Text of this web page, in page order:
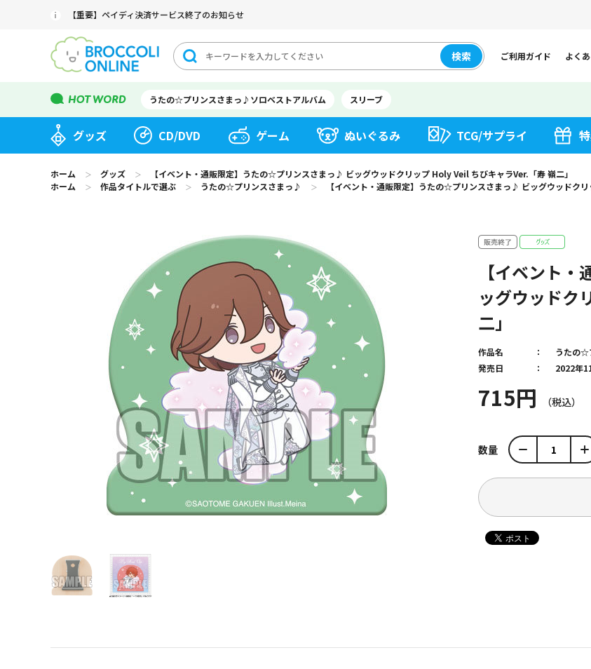
【重要】ペイディ決済サービス終了のお知らせ
検索 ご利用ガイド よく
うたの☆プリンスさまっ♪ソロベストアルバム スリーブ
グッズ CD/DVD ゲーム ぬいぐるみ TCG/サプライ
ホーム ＞ グッズ ＞
【イベント・通販限定】うたの☆プリンスさまっ♪ ビッグウッドクリップ Holy Veil ちびキャラVer.「寿 嶺二」
ホーム
＞ 作品タイトルで選ぶ ＞ うたの☆プリンスさまっ♪ ＞ 【イベント・通販限定】うたの☆プリンスさまっ♪ ビッグウッドク
【イベント
ッグウッドク
二」
715円
作品名
うたの☆
発売日
2022年
数量